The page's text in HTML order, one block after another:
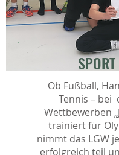
SPORT
Ob Fußball,
Tennis – bei
Wettbewerben
trainiert für
nimmt das LGW
erfolgreich teil